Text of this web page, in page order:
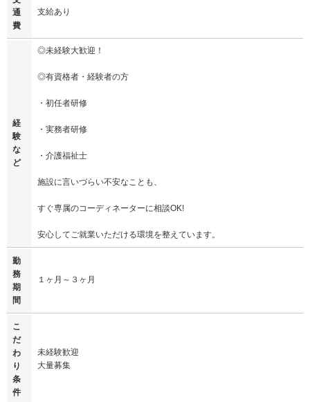
通
費
支給あり
経
験
な
ど
◎未経験大歓迎！
◎有資格者・経験者の方
・初任者研修
・実務者研修
・介護福祉士
施設に言いづらい不安なことも、
すぐ専属のコーディネーターに相談OK!
安心してご就業いただける環境を整えています。
勤
務
期
間
１ヶ月～３ヶ月
こ
だ
わ
り
条
件
未経験歓迎
大量募集